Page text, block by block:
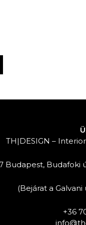
TH|DESIGN –
Budapest, Budafoki
(Bejárat a Galvani
+36